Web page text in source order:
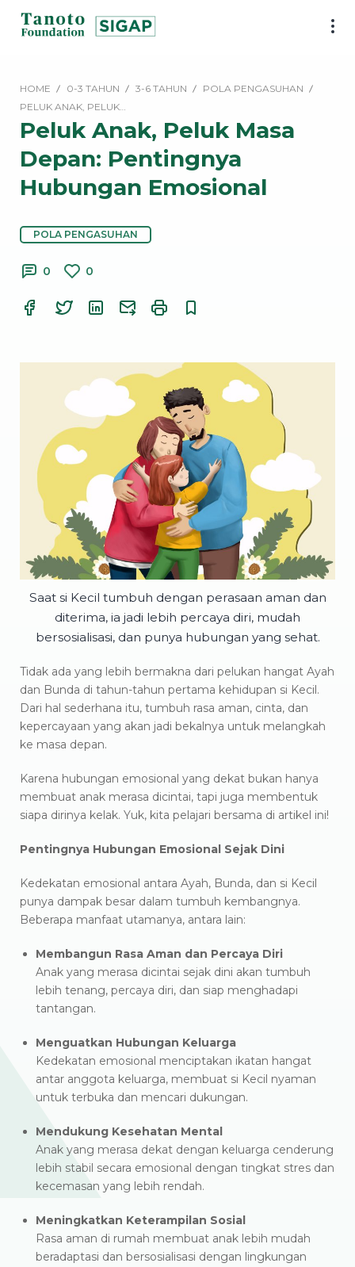
SIGAP
Foundation
HOME 0-3 TAHUN 3-6 TAHUN
POLA PENGASUHAN
PELUK ANAK, PELUK…
Peluk Anak, Peluk Masa
Depan: Pentingnya
Hubungan Emosional
POLA PENGASUHAN
0 0
Saat si Kecil tumbuh dengan perasaan aman dan
diterima, ia jadi lebih percaya diri, mudah
bersosialisasi, dan punya hubungan yang sehat.
Tidak ada yang lebih bermakna dari pelukan hangat Ayah
dan Bunda di tahun-tahun pertama kehidupan si Kecil.
Dari hal sederhana itu, tumbuh rasa aman, cinta, dan
kepercayaan yang akan jadi bekalnya untuk melangkah
ke masa depan.
Karena hubungan emosional yang dekat bukan hanya
membuat anak merasa dicintai, tapi juga membentuk
siapa dirinya kelak. Yuk, kita pelajari bersama di artikel ini!
Pentingnya Hubungan Emosional Sejak Dini
Kedekatan emosional antara Ayah, Bunda, dan si Kecil
punya dampak besar dalam tumbuh kembangnya.
Beberapa manfaat utamanya, antara lain:
Membangun Rasa Aman dan Percaya Diri
Anak yang merasa dicintai sejak dini akan tumbuh
lebih tenang, percaya diri, dan siap menghadapi
tantangan.
Menguatkan Hubungan Keluarga
Kedekatan emosional menciptakan ikatan hangat
antar anggota keluarga, membuat si Kecil nyaman
untuk terbuka dan mencari dukungan.
Mendukung Kesehatan Mental
Anak yang merasa dekat dengan keluarga cenderung
lebih stabil secara emosional dengan tingkat stres dan
kecemasan yang lebih rendah.
Meningkatkan Keterampilan Sosial
Rasa aman di rumah membuat anak lebih mudah
beradaptasi dan bersosialisasi dengan lingkungan